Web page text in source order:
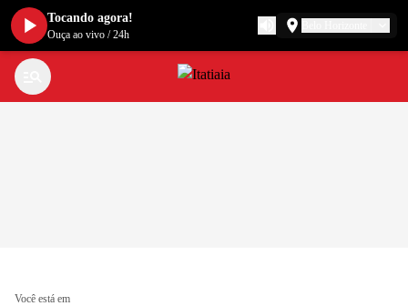
Você está em
Tocando agora!
Ouça ao vivo /24h